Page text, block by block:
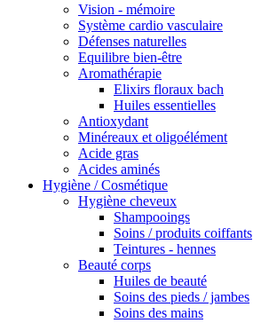
Vision - mémoire
Système cardio vasculaire
Défenses naturelles
Equilibre bien-être
Aromathérapie
Elixirs floraux bach
Huiles essentielles
Antioxydant
Minéreaux et oligoélément
Acide gras
Acides aminés
Hygiène / Cosmétique
Hygiène cheveux
Shampooings
Soins / produits coiffants
Teintures - hennes
Beauté corps
Huiles de beauté
Soins des pieds / jambes
Soins des mains